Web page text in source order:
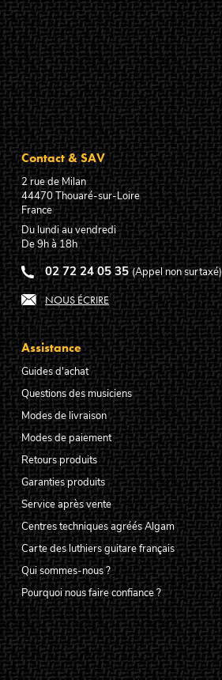
Contact & SAV
2 rue de Milan
44470Thouaré-sur-Loire
France
Du lundi au vendredi
De 9h à 18h
02 72 24 05 35 (Appel non surtaxé)
NOUS ÉCRIRE
Assistance
Guides d'achat
Questions des musiciens
Modes de livraison
Modes de paiement
Retours produits
Garanties produits
Service après vente
Centres techniques agréés Algam
Carte des luthiers guitare français
Qui sommes-nous ?
Pourquoi nous faire confiance ?